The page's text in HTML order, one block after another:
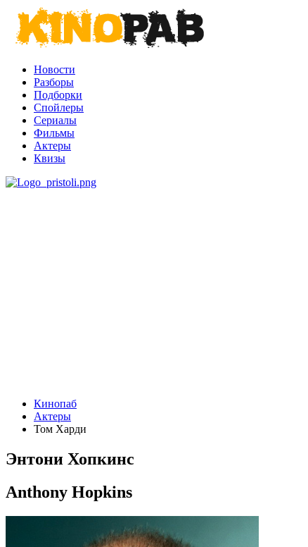
Новости
Разборы
Подборки
Спойлеры
Сериалы
Фильмы
Актеры
Квизы
Кинопаб
Актеры
Том Харди
Энтони Хопкинс
Anthony Hopkins